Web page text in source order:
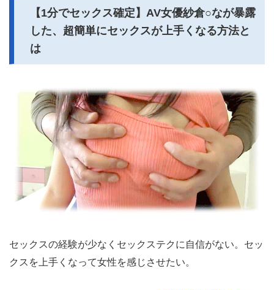
【1分でセックス確定】AV女優紗倉○なが暴露
した、超簡単にセックスが上手くなる方法と
は
セックスの経験が少なくセックステクに自信がない。セッ
クスを上手くなって女性を感じさせたい。